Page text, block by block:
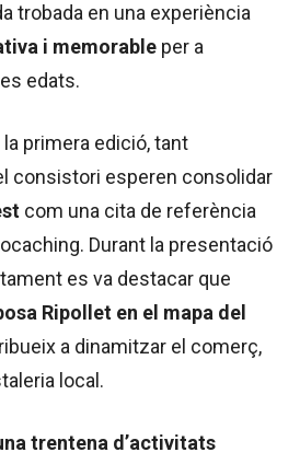
trobada en una experiència
i memorable per a
edats.
la primera edició, tant
consistori esperen consolidar
com una cita de referència
Durant la presentació
es va destacar que
Ripollet en el mapa del
a dinamitzar el comerç,
local.
trentena d’activitats